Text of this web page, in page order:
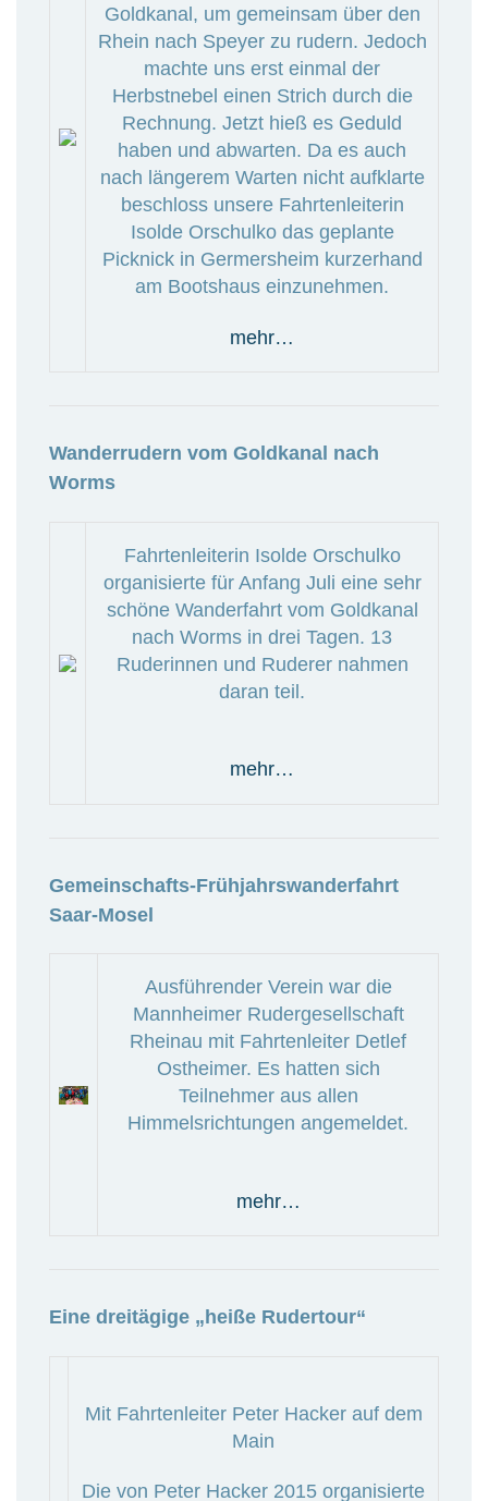
Goldkanal, um gemeinsam über den
Rhein nach Speyer zu rudern. Jedoch
machte uns erst einmal der
Herbstnebel einen Strich durch die
Rechnung. Jetzt hieß es Geduld
haben und abwarten. Da es auch
nach längerem Warten nicht aufklarte
beschloss unsere Fahrtenleiterin
Isolde Orschulko das geplante
Picknick in Germersheim kurzerhand
am Bootshaus einzunehmen.
mehr…
Wanderrudern vom Goldkanal nach
Worms
Fahrtenleiterin Isolde Orschulko
organisierte für Anfang Juli eine sehr
schöne Wanderfahrt vom Goldkanal
nach Worms in drei Tagen. 13
Ruderinnen und Ruderer nahmen
daran teil.
mehr…
Gemeinschafts-Frühjahrswanderfahrt
Saar-Mosel
Ausführender Verein war die
Mannheimer Rudergesellschaft
Rheinau mit Fahrtenleiter Detlef
Ostheimer. Es hatten sich
Teilnehmer aus allen
Himmelsrichtungen angemeldet.
mehr…
Eine dreitägige „heiße Rudertour“
Mit Fahrtenleiter Peter Hacker auf dem
Main
Die von Peter Hacker 2015 organisierte